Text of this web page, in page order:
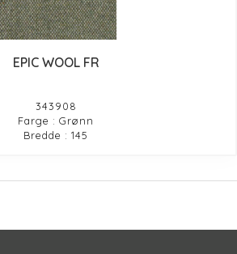
EPIC WOOL FR
343908
Farge : Grønn
Bredde : 145